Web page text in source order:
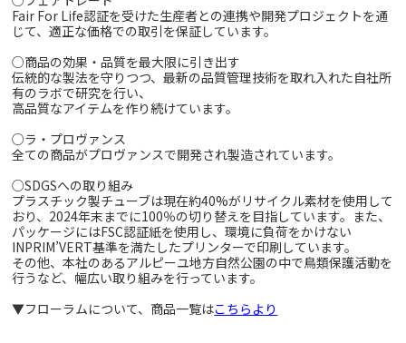
Fair For Life認証を受けた生産者との連携や開発プロジェクトを通
じて、適正な価格での取引を保証しています。
○商品の効果・品質を最大限に引き出す
伝統的な製法を守りつつ、最新の品質管理技術を取れ入れた自社所
有のラボで研究を行い、
高品質なアイテムを作り続けています。
○ラ・プロヴァンス
全ての商品がプロヴァンスで開発され製造されています。
○SDGSへの取り組み
プラスチック製チューブは現在約40%がリサイクル素材を使用して
おり、2024年末までに100％の切り替えを目指しています。また、
パッケージにはFSC認証紙を使用し、環境に負荷をかけない
INPRIM’VERT基準を満たしたプリンターで印刷しています。
その他、本社のあるアルピーユ地方自然公園の中で鳥類保護活動を
行うなど、幅広い取り組みを行っています。
▼フローラムについて、商品一覧はこちらより